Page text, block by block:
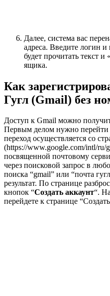
Далее, система вас
адреса. Введите логин
будет прочитать текст и
ящика.
Как
Гугл (Gmail) без
Доступ к Gmail можно
Первым делом нужно
переход осуществляется со
(https://www.google.com/intl/ru/
посвященной почтовому
через поисковой запрос в
поиска “gmail” или “почта
результат. По странице
кнопок “Создать аккаунт“.
перейдете к странице